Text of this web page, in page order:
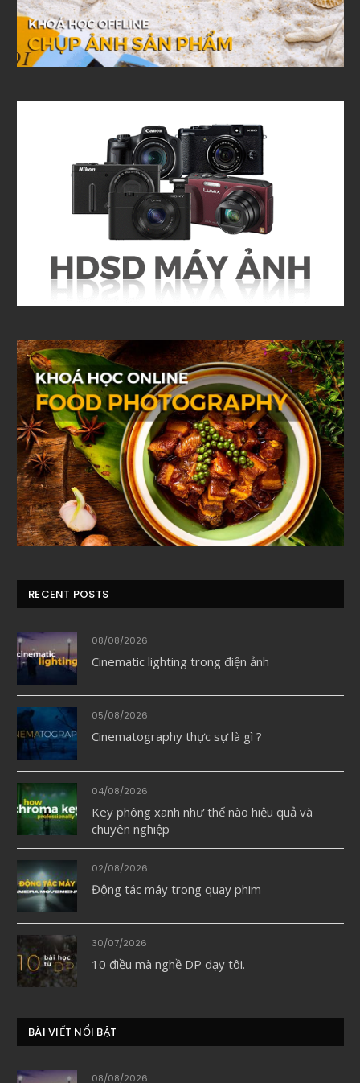
RECENT POSTS
08/08/2026
Cinematic lighting trong điện ảnh
05/08/2026
Cinematography thực sự là gì ?
04/08/2026
Key phông xanh như thế nào hiệu quả và
chuyên nghiệp
02/08/2026
Động tác máy trong quay phim
30/07/2026
10 điều mà nghề DP dạy tôi.
BÀI VIẾT NỔI BẬT
08/08/2026